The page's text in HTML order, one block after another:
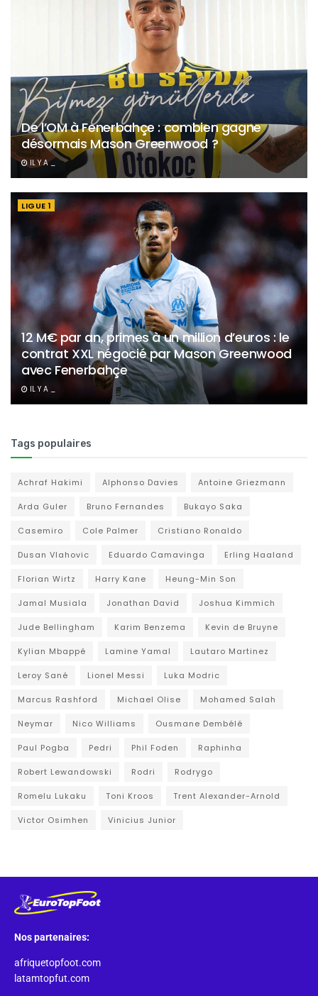
De l’OM à Fenerbahçe : combien gagne
désormais Mason Greenwood ?
IL Y A _
LIGUE 1
12 M€ par an, primes à un million d’euros : le
contrat XXL négocié par Mason Greenwood
avec Fenerbahçe
IL Y A _
Tags populaires
Achraf Hakimi Alphonso Davies Antoine Griezmann
Arda Guler Bruno Fernandes Bukayo Saka
Casemiro Cole Palmer Cristiano Ronaldo
Dusan Vlahovic Eduardo Camavinga Erling Haaland
Florian Wirtz Harry Kane Heung-Min Son
Jamal Musiala Jonathan David Joshua Kimmich
Jude Bellingham Karim Benzema Kevin de Bruyne
Kylian Mbappé Lamine Yamal Lautaro Martinez
Leroy Sané Lionel Messi Luka Modric
Marcus Rashford Michael Olise Mohamed Salah
Neymar Nico Williams Ousmane Dembélé
Paul Pogba Pedri Phil Foden Raphinha
Robert Lewandowski Rodri Rodrygo
Romelu Lukaku Toni Kroos Trent Alexander-Arnold
Victor Osimhen Vinicius Junior
Nos partenaires:
afriquetopfoot.com
latamtopfut.com